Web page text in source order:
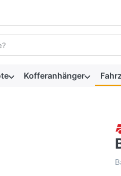
ein. Während Sie tippen,
Kofferanhänger